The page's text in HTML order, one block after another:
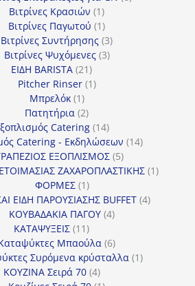
Βιτρίνες Κρασιών 11
προϊόν
Βιτρίνες Παγωτού 11
προϊόν
Βιτρίνες Συντήρησης 33
προϊόντα
Βιτρίνες Ψυχόμενες 33
ΕΙΔΗ BARISTA 2121
προϊόντα
Pitcher Rinser 11
Μπρελόκ 11
προϊόν
Πατητήρια 22
προϊόντα
Catering 1414
προϊόντα
Catering - Εκδηλώσεων 1414
ΕΞΟΠΛΙΣΜΟΣ 55
προϊόντα
ΖΑΧΑΡΟΠΛΑΣΤΙΚΗΣ 11
ΦΟΡΜΕΣ 11
προϊόν
ΕΙΔΗ ΠΑΡΟΥΣΙΑΣΗΣ BUFFET 44
ΚΟΥΒΑΔΑΚΙΑ ΠΑΓΟΥ 44
ΚΑΤΑΨΥΞΕΙΣ 1111
προϊόντα
Μπαούλα 66
προϊόντα
Συρόμενα κρύσταλλα 11
ΚΟΥΖΙΝΑ Σειρά 70 44